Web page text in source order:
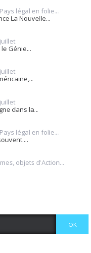
légal en folie...
La Nouvelle...
Génie...
dans la...
légal en folie...
objets d'Action...